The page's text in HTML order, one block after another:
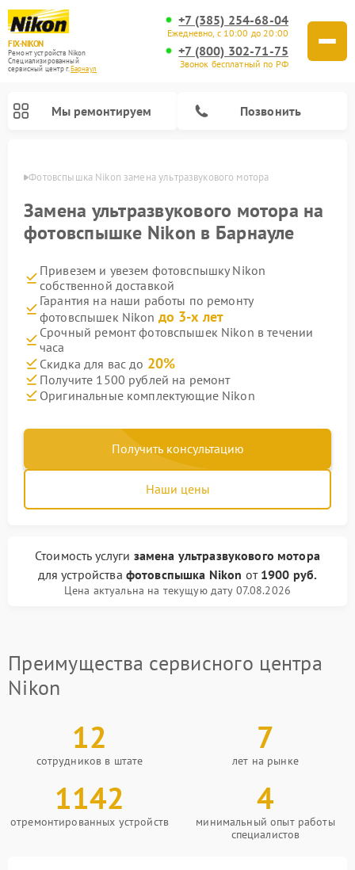
FIX-NIKON
Ремонт устройств Nikon
Специализированный
cервисный центр г.Барнаул
+7 (385) 254-68-04
Ежедневно, с 10:00 до 20:00
+7 (800) 302-71-75
Звонок бесплатный по РФ
Мы ремонтируем Позвонить
Фотовспышка Nikon замена ультразвукового мотора
Замена ультразвукового мотора на
фотовспышке Nikon в Барнауле
Привезем и увезем фотовспышку Nikon
собственной доставкой
Гарантия на наши работы по ремонту
фотовспышек Nikon до 3-х лет
Срочный ремонт фотовспышек Nikon в течении
часа
Скидка для вас до 20%
Получите 1500 рублей на ремонт
Оригинальные комплектующие Nikon
Получить консультацию
Наши цены
Стоимость услуги замена ультразвукового мотора
для устройства фотовспышка Nikon от 1900 руб.
Цена актуальна на текущую дату 07.08.2026
Преимущества сервисного центра
Nikon
12
сотрудников в штате
7
лет на рынке
1142
отремонтированных устройств
4
минимальный опыт работы
специалистов